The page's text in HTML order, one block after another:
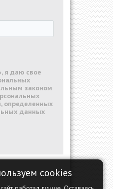
я даю свое
законом
определенных
данных
cookies